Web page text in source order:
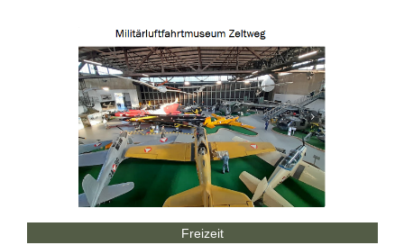
Freizeit